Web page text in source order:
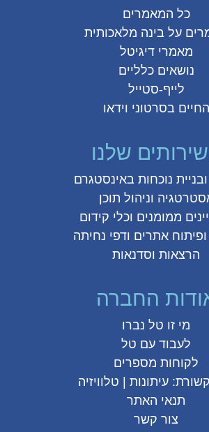
כל המאמרים
עלבינה מלאכותית
מאמרי דיגיטל
נושאים כלליים
לייף-סטייל
בסרטוני וידאו
שלנו
נוכחות באינסטגרם
וניהול תוכן
ממומנים וכלי קידום
אתרים ודפי נחיתה
הרצאות וסדנאות
החברה
מי זו טל נברו
לעבוד עם טל
לקוחות מספרים
עיתונות|טלוויזיה
תנאי האתר
צור קשר